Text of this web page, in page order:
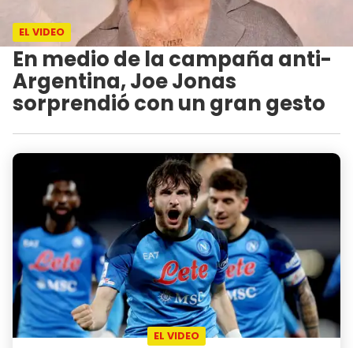
EL VIDEO
En medio de la campaña anti-
Argentina, Joe Jonas
sorprendió con un gran gesto
EL VIDEO